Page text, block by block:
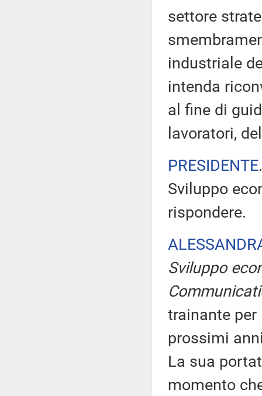
settore
industriale
intenda
al fine di
lavoratori,
PRESIDENTE
Sviluppo
rispondere.
Sviluppo
trainante per
prossimi
La sua
momento